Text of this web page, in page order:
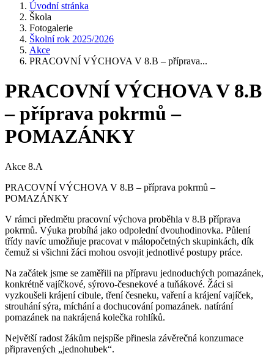
Úvodní stránka
Škola
Fotogalerie
Školní rok 2025/2026
Akce
PRACOVNÍ VÝCHOVA V 8.B – příprava...
PRACOVNÍ VÝCHOVA V 8.B
– příprava pokrmů –
POMAZÁNKY
Akce 8.A
PRACOVNÍ VÝCHOVA V 8.B – příprava pokrmů –
POMAZÁNKY
V rámci předmětu pracovní výchova proběhla v 8.B příprava
pokrmů. Výuka probíhá jako odpolední dvouhodinovka. Půlení
třídy navíc umožňuje pracovat v málopočetných skupinkách, dík
čemuž si všichni žáci mohou osvojit jednotlivé postupy práce.
Na začátek jsme se zaměřili na přípravu jednoduchých pomazánek,
konkrétně vajíčkové, sýrovo-česnekové a tuňákové. Žáci si
vyzkoušeli krájení cibule, tření česneku, vaření a krájení vajíček,
strouhání sýra, míchání a dochucování pomazánek. natírání
pomazánek na nakrájená kolečka rohlíků.
Největší radost žákům nejspíše přinesla závěrečná konzumace
připravených „jednohubek“.